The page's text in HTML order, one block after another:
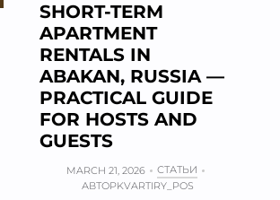
SHORT-TERM
APARTMENT
RENTALS IN
ABAKAN, RUSSIA —
PRACTICAL GUIDE
FOR HOSTS AND
GUESTS
MARCH 21, 2026
СТАТЬИ
АВТОРKVARTIRY_POS